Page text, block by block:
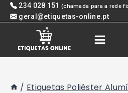
Skip 234 028 151 (chamada para a rede
geral@etiquetas-online.pt
/ Etiquetas Poliéster